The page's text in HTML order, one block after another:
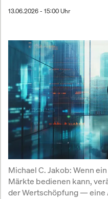
13.06.2026 - 15:00 Uhr
Michael C. Jakob: Wenn
Märkte bedienen kann,
der Wertschöpfung — eine